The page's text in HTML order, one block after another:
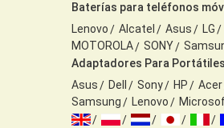
Baterías para teléfonos
Lenovo
Alcatel Asus
LG
MOTOROLA
SONY
Adaptadores Para
Asus
Dell Sony HP
Acer
Samsung
Lenovo